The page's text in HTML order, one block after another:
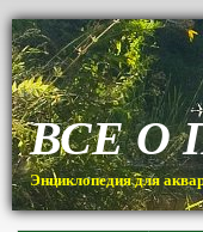
ВСЕ О
Энциклопедия для